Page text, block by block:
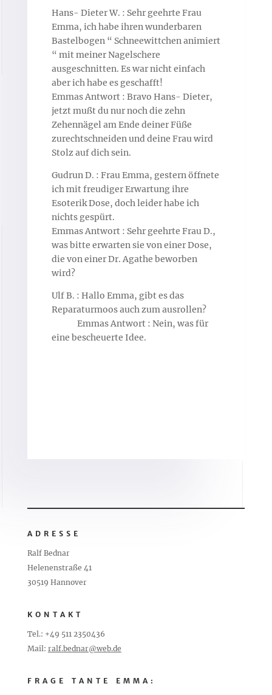
Hans- Dieter W. : Sehr geehrte Frau
Emma, ich habe ihren wunderbaren
Bastelbogen “ Schneewittchen animiert
“ mit meiner Nagelschere
ausgeschnitten. Es war nicht einfach
aber ich habe es geschafft!
Emmas Antwort : Bravo Hans- Dieter,
jetzt mußt du nur noch die zehn
Zehennägel am Ende deiner Füße
zurechtschneiden und deine Frau wird
Stolz auf dich sein.
Gudrun D. : Frau Emma, gestern öffnete
ich mit freudiger Erwartung ihre
Esoterik Dose, doch leider habe ich
nichts gespürt.
Emmas Antwort : Sehr geehrte Frau D.,
was bitte erwarten sie von einer Dose,
die von einer Dr. Agathe beworben
wird?
Ulf B. : Hallo Emma, gibt es das
Reparaturmoos auch zum ausrollen?
Emmas Antwort : Nein, was für
eine bescheuerte Idee.
ADRESSE
Ralf Bednar
Helenenstraße 41
30519 Hannover
KONTAKT
Tel.: +49 511 2350436
Mail: ralf.bednar@web.de
FRAGE TANTE EMMA: